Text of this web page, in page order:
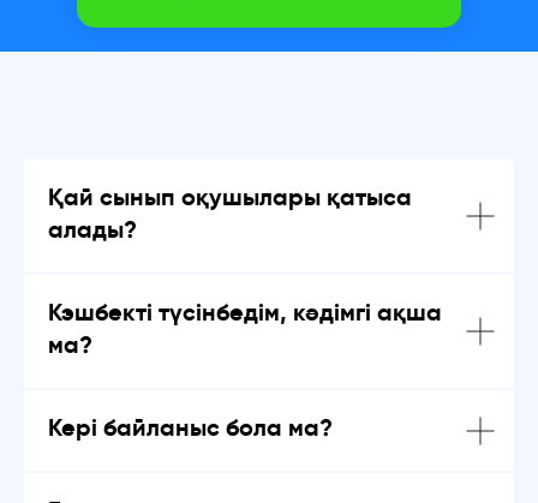
Қай сынып оқушылары қатыса
алады?
Кэшбекті түсінбедім, кәдімгі ақша
ма?
Кері байланыс бола ма?